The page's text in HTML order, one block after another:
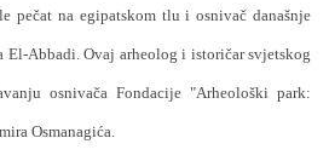
pečat na egipatskom tlu i osnivač današnje
Abbadi. Ovaj arheolog i istoričar svjetskog
osnivača Fondacije "Arheološki park:
Osmanagića.